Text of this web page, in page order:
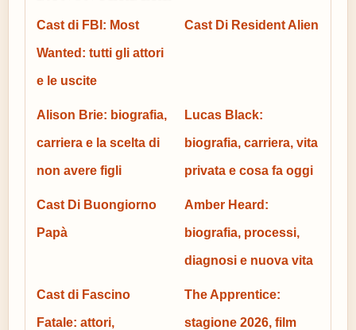
Cast di FBI: Most
Wanted: tutti gli attori
e le uscite
Cast Di Resident Alien
Alison Brie: biografia,
carriera e la scelta di
non avere figli
Lucas Black:
biografia, carriera, vita
privata e cosa fa oggi
Cast Di Buongiorno
Papà
Amber Heard:
biografia, processi,
diagnosi e nuova vita
Cast di Fascino
Fatale: attori,
The Apprentice:
stagione 2026, film